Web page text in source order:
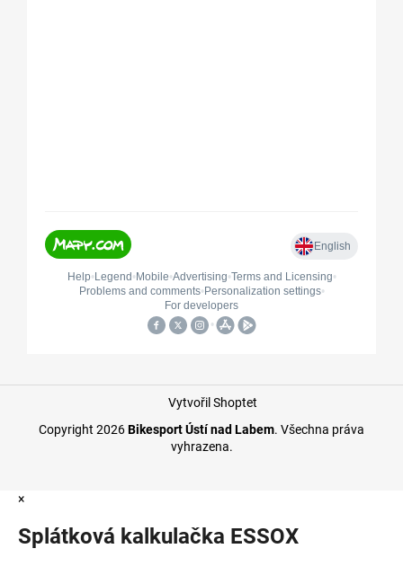
Vytvořil Shoptet
Copyright 2026Bikesport Ústí nad Labem. Všechna práva
vyhrazena.
×
Splátková kalkulačka ESSOX